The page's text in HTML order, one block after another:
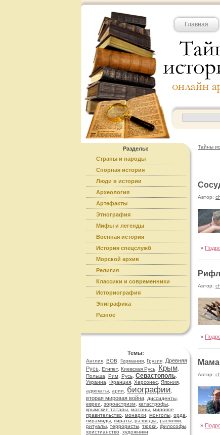
Главная
Разделы:
Страны и народы
Спорная история
Люди в истории
Археология
Артефакты
Этнография
Мифы и легенды
Военная история
История спецслужб
Морской архив
Религия
Классики и современники
Историография
Эпиграфика
Разное
Темы:
Англия ВОВ Германия Грузия
Древняя
Русь Египет, Киевская Русь Крым
Польша
Рим Русь Севастополь
Украина
Франция Херсонес Япония
адвокаты арии биографии
вторая мировая война диссиденты
евреи
зороастризм катастрофы
крымские татары масоны мировое
правительство
монархи монголы орда
пирамиды пираты разведка раскопки
ритуалы террористы тюрки философы
христианство
художники
Тайны
Автор:
»
Автор:
»
Автор:
»